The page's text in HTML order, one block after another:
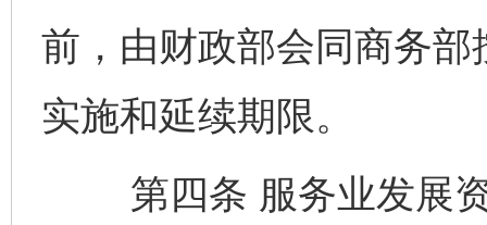
前，由财政部会同商务
实施和延续期限。
第四条 服务业发展资